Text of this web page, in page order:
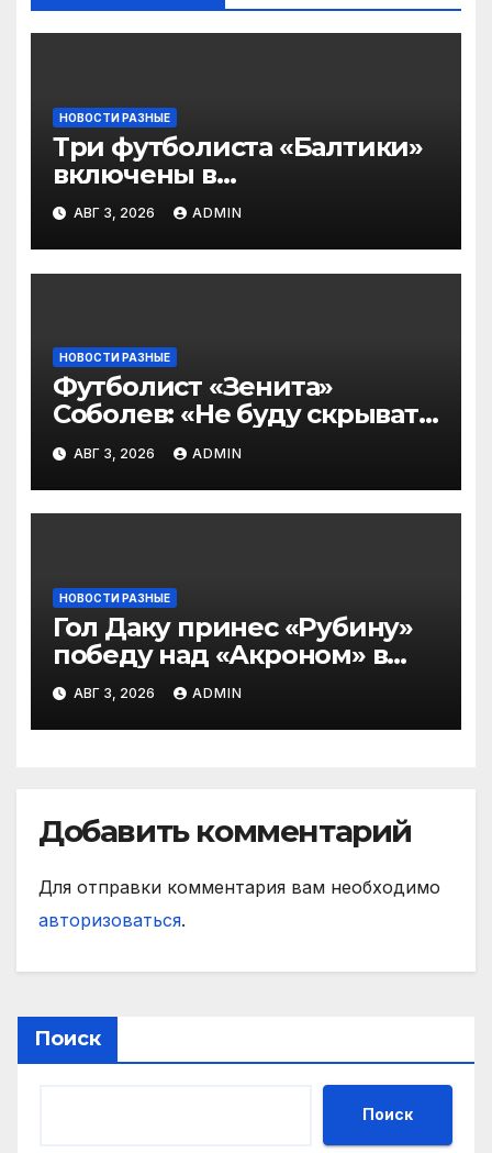
НОВОСТИ РАЗНЫЕ
Три футболиста «Балтики»
включены в
символическую сборную
2‑го тура РПЛ по версии
подписчиков МАТЧ
ПРЕМЬЕР
АВГ 3, 2026 ADMIN
НОВОСТИ РАЗНЫЕ
Футболист «Зенита»
Соболев: «Не буду скрывать
— в Оренбурге всегда
тяжело играть»
АВГ 3, 2026 ADMIN
НОВОСТИ РАЗНЫЕ
Гол Даку принес «Рубину»
победу над «Акроном» в
матче РПЛ
АВГ 3, 2026 ADMIN
Добавить комментарий
Для отправки комментария вам необходимо
авторизоваться.
Поиск
Поиск